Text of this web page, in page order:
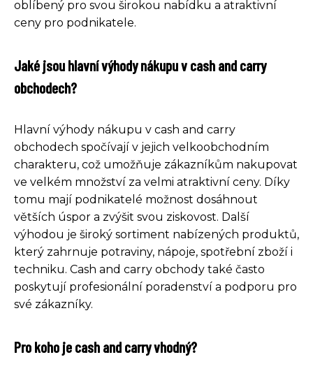
oblíbený pro svou širokou nabídku a atraktivní
ceny pro podnikatele.
Jaké jsou hlavní výhody nákupu v cash and carry
obchodech?
Hlavní výhody nákupu v cash and carry
obchodech spočívají v jejich velkoobchodním
charakteru, což umožňuje zákazníkům nakupovat
ve velkém množství za velmi atraktivní ceny. Díky
tomu mají podnikatelé možnost dosáhnout
větších úspor a zvýšit svou ziskovost. Další
výhodou je široký sortiment nabízených produktů,
který zahrnuje potraviny, nápoje, spotřební zboží i
techniku. Cash and carry obchody také často
poskytují profesionální poradenství a podporu pro
své zákazníky.
Pro koho je cash and carry vhodný?